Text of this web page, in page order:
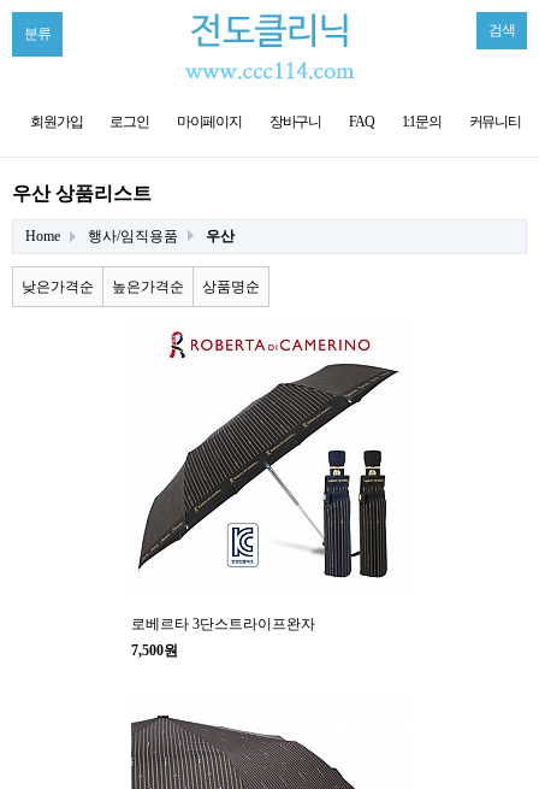
분류 검색
회원가입 로그인 마이페이지 장바구니 FAQ 1:1문의 커뮤니티
우산 상품리스트
Home 행사/임직용품 우산
낮은가격순 높은가격순 상품명순
로베르타 3단스트라이프완자
7,500원